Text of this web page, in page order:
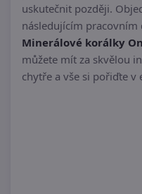
uskutečnit později.
následujícím pracovním
Minerálové korálky
můžete mít za skvělou
chytře a vše si pořiďte v